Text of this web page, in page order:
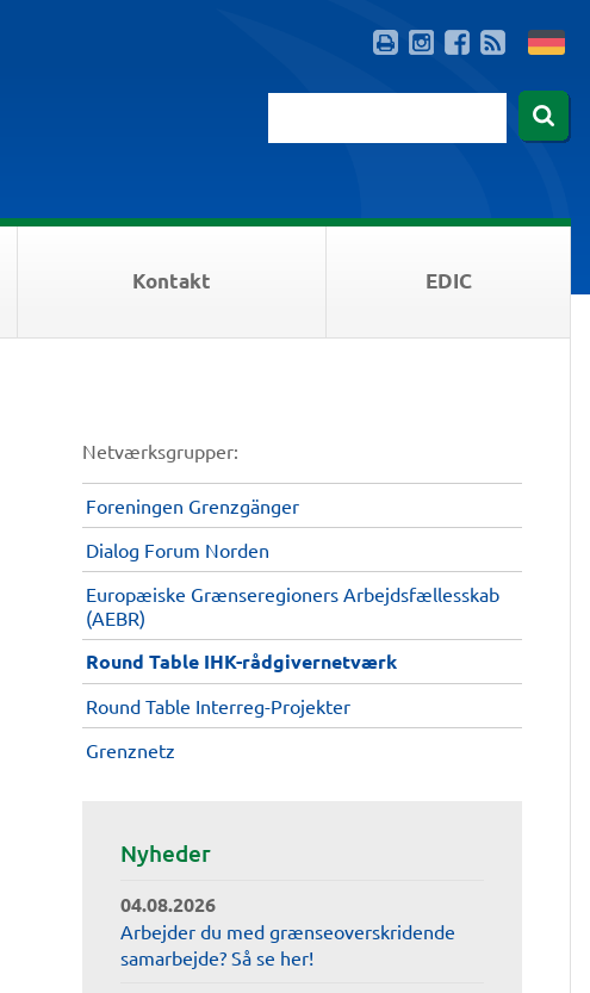
Kontakt EDIC
Netværksgrupper:
Foreningen Grenzgänger
Dialog Forum Norden
Europæiske Grænseregioners Arbejdsfællesskab
(AEBR)
Round Table IHK-rådgivernetværk
Round Table Interreg-Projekter
Grenznetz
Nyheder
04.08.2026
Arbejder du med grænseoverskridende
samarbejde? Så se her!